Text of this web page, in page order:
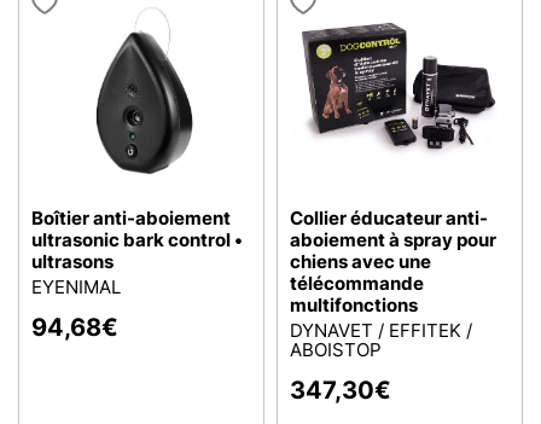
Boîtier anti-aboiement
ultrasonic bark control •
ultrasons
EYENIMAL
94,68€
Collier éducateur anti-
aboiement à spray pour
chiens avec une
télécommande
multifonctions
DYNAVET / EFFITEK /
ABOISTOP
347,30€